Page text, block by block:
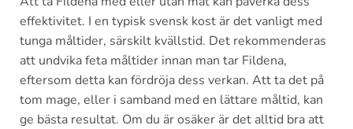
effektivitet. I en typisk svensk kost är det vanligt med
tunga måltider, särskilt kvällstid. Det rekommenderas
att undvika feta måltider innan man tar Fildena,
eftersom detta kan fördröja dess verkan. Att ta det på
tom mage, eller i samband med en lättare måltid, kan
ge bästa resultat. Om du är osäker är det alltid bra att